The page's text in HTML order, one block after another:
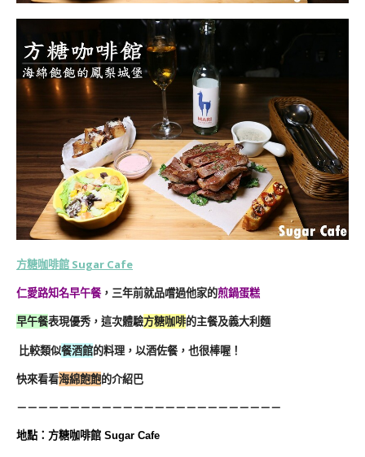
方糖咖啡館 Sugar Cafe
仁愛路知名早午餐，三年前就品嚐過他家的煎鍋蛋糕
早午餐表現優秀，這次體驗方糖咖啡的主餐及義大利麵
比較類似餐酒館的料理，以酒佐餐，也很棒喔！
快來看看海綿飽飽的介紹巴
－－－－－－－－－－－－－－－－－－－－－－－－－
地點： 方糖咖啡館 Sugar Cafe